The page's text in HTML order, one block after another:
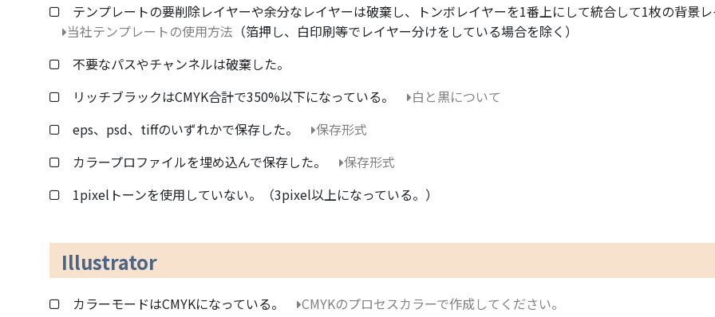
テンプレートの要削除レイヤーや余分なレイヤーは破棄し、トンボレイヤーを1番上にして統合して1枚の背景
当社テンプレートの使用方法 （箔押し、白印刷等でレイヤー分けをしている場合を除く）
不要なパスやチャンネルは破棄した。
リッチブラックはCMYK合計で350%以下になっている。
白と黒について
eps、psd、tiffのいずれかで保存した。
保存形式
カラープロファイルを埋め込んで保存した。
保存形式
1pixelトーンを使用していない。（3pixel以上になっている。）
Illustrator
カラーモードはCMYKになっている。
CMYKのプロセスカラーで作成してください。